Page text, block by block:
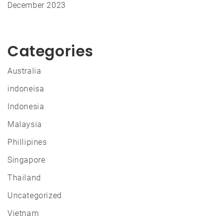
December 2023
Categories
Australia
indoneisa
Indonesia
Malaysia
Phillipines
Singapore
Thailand
Uncategorized
Vietnam